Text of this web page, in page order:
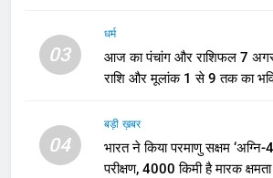
03
धर्म
आज का पंचांग और राशिफल 7
राशि और मूलांक 1 से 9 तक का
04
बड़ी ख़बर
भारत ने किया परमाणु सक्षम
परीक्षण, 4000 किमी है मारक क्षमता